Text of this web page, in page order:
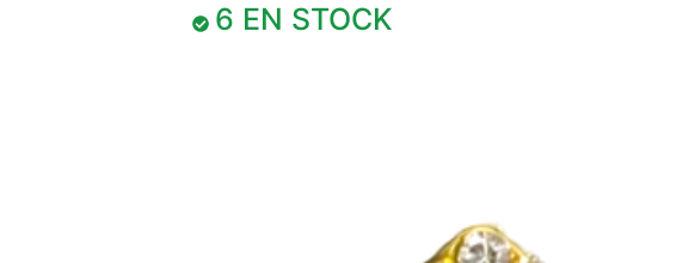
6 EN STOCK